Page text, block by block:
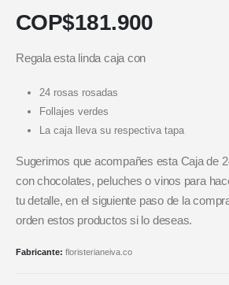
COP$181.900
Regala esta linda caja con
24 rosas rosadas
Follajes verdes
La caja lleva su respectiva tapa
Sugerimos que acompañes esta Caja de
con chocolates, peluches o vinos para
tu detalle, en el siguiente paso de la
orden estos productos si lo deseas.
Fabricante: floristerianeiva.co